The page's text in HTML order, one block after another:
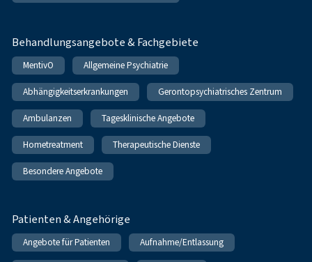
Behandlungsangebote & Fachgebiete
MentivO Allgemeine Psychiatrie
Abhängigkeitserkrankungen Gerontopsychiatrisches Zentrum
Ambulanzen Tagesklinische Angebote
Hometreatment Therapeutische Dienste
Besondere Angebote
Patienten & Angehörige
Angebote für Patienten Aufnahme/Entlassung